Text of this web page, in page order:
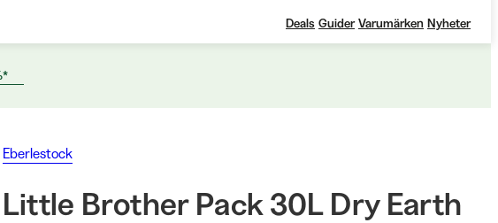
Deals Guider Varumärken Nyheter
Eberlestock
Little Brother Pack 30L Dry Earth